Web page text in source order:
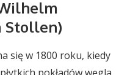
Stollen)
się w 1800 roku, kiedy